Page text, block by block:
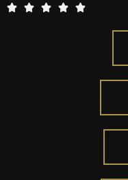
    5